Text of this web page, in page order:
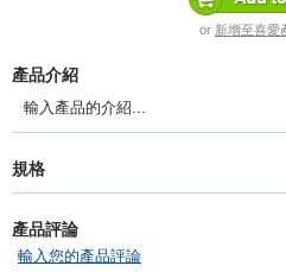
or 新增至喜愛
產品介紹
輸入產品的介紹...
規格
產品評論
輸入您的產品評論